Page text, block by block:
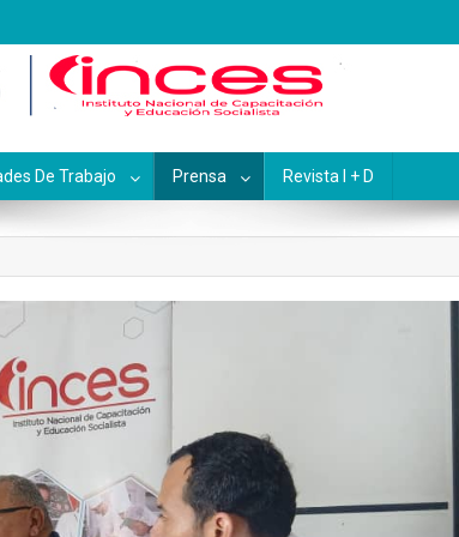
y Educación
De Trabajo Prensa Revista I + D